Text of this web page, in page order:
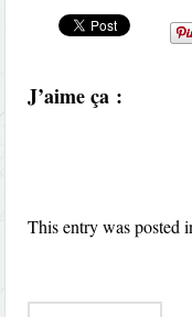
J’aime ça :
This entry was posted